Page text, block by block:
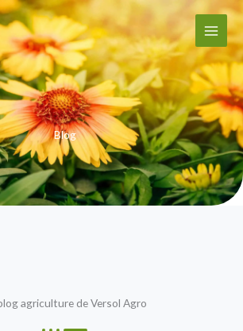
Blog
agriculture de Versol Agro